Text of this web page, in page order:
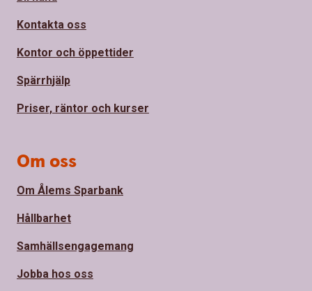
Kontakta oss
Kontor och öppettider
Spärrhjälp
Priser, räntor och kurser
Om oss
Om Ålems Sparbank
Hållbarhet
Samhällsengagemang
Jobba hos oss